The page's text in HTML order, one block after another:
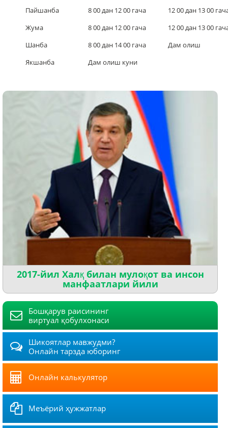
Пайшанба
8 00 дан 12 00 гача
12 00 дан 13 00
Жума
8 00 дан 12 00 гача
12 00 дан 13 00
Шанба
8 00 дан 14 00 гача
Дам олиш
Якшанба
Дам олиш куни
2017-йил Халқ билан мулоқот ва инсон
манфаатлари йили
Бошқарув раисининг
виртуал қобулхонаси
Шикоятлар мавжудми?
Онлайн тарзда юборинг
Онлайн калькулятор
Меъёрий ҳужжатлар